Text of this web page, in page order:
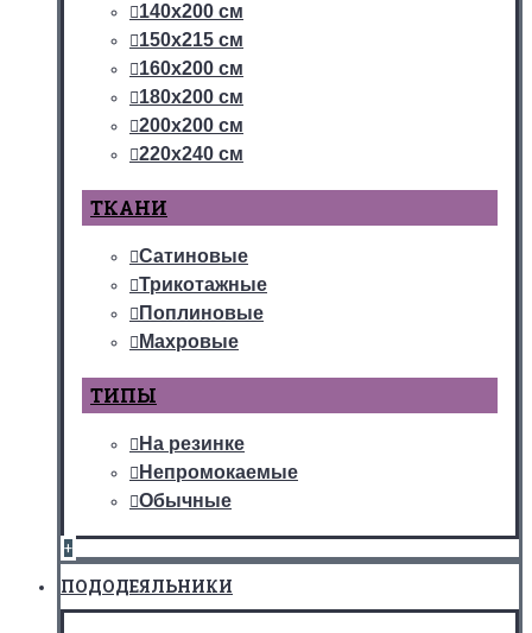
140х200 см
150х215 см
160х200 см
180х200 см
200х200 см
220х240 см
ТКАНИ
Сатиновые
Трикотажные
Поплиновые
Махровые
ТИПЫ
На резинке
Непромокаемые
Обычные
+
ПОДОДЕЯЛЬНИКИ